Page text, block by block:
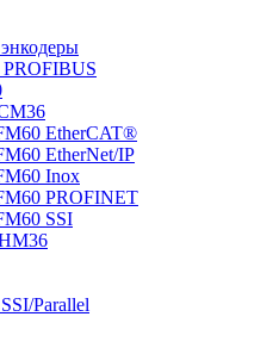
EtherCAT®
EtherNet/IP
Inox
PROFINET
SSI
Parallel